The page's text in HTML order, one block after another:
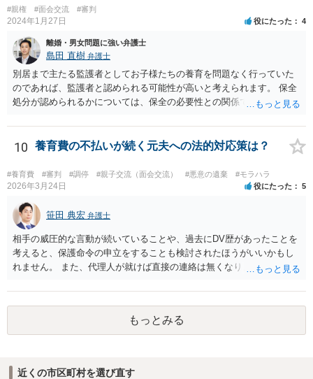
ます。 一方で、期間が経過して子が成人した場合（②）、別居期間は
すでに１０年超となり、婚姻期間の３分の１程度とはいえ相当程度の
長期別居となるので（①）、③の点がクリアされれば、夫側の離婚請
求が認容される余地はあります（専門的には、③は被告側から反論し
なければならないことです）。別居期間何年であれば要件①が常に充
たされるといった定式はなく、事案に応じて総合的に判断されるとこ
ろです。
#親権 #面会交流 #審判
2024年1月27日 役にたった 4
離婚・男女問題に強い弁護士
島田 直樹 弁護士
別居まで主たる監護者としてお子様たちの養育を問題なく行っていた
のであれば、監護者と認められる可能性が高いと考えられます。 保全
処分が認められるかについては、保全の必要性との関係でなんともい
す。 精神的なご負担も大きいと思いますが、担当の弁護士とよく相談
しながら手続を進めてください。
10 養育費の不払いが続く元夫への法的対応策は？
#養育費 #審判 #調停 #親子交流（面会交流） #悪意の遺棄 #モラハラ
2026年3月24日 役にたった 5
笹田 典宏 弁護士
相手の威圧的な言動が続いていることや、過去にDV歴があったことを
考えると、保護命令の申立をすることも検討されたほうがいいかもし
れません。 また、代理人が就けば直接の連絡は無くなりますので、ご
やりとりが相当ご心労になっていると見受けられますので、一度弁護
士や行政の相談窓口にご相談されることをお勧め致します。
もっとみる
近くの市区町村を選び直す